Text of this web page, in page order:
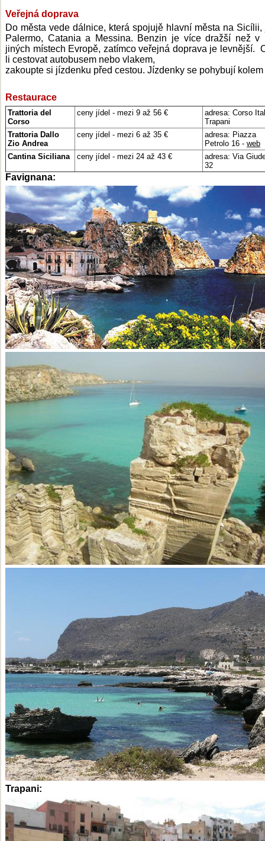
Veřejná doprava
Do města vede dálnice, která spojujě hlavní města na Sicílii,
Palermo, Catania a Messina. Benzin je více dražší než v
jiných místech Evropě, zatímco veřejná doprava je levnější.
li cestovat autobusem nebo vlakem,
zakoupte si jízdenku před cestou. Jízdenky se pohybují kolem
Restaurace
Trattoria del
Corso
ceny jídel - mezi 9 až 56 € adresa: Corso
Trapani
Trattoria Dallo
Zio Andrea
ceny jídel - mezi 6 až 35 €
adresa: Piazza
Petrolo 16 - web
Cantina Siciliana
ceny jídel - mezi 24 až 43 €
adresa: Via
32
Favignana:
Trapani: